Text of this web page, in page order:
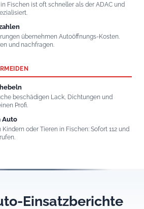
Fischen ist oft schneller als der ADAC und
übernehmen Autoöffnungs-Kosten.
und nachfragen.
beschädigen Lack, Dichtungen und
Profi.
Auto
oder Tieren in Fischen: Sofort 112 und
Einsatzberichte